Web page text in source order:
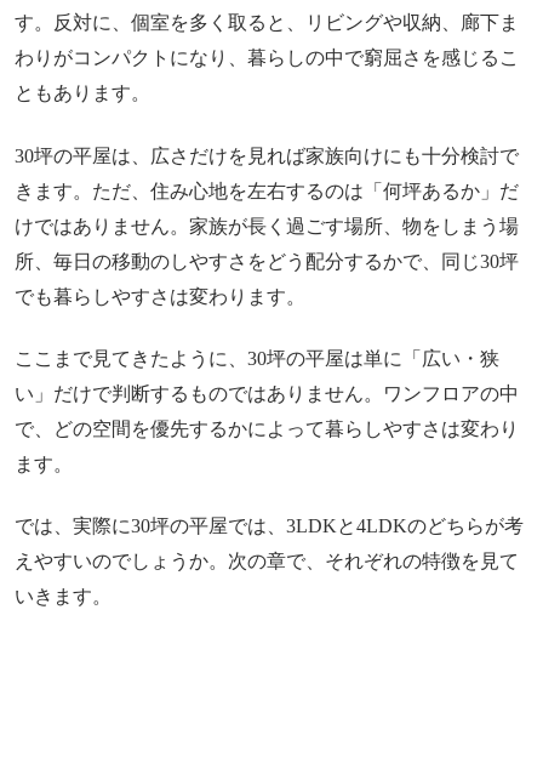
す。反対に、個室を多く取ると、リビングや収納、廊下ま
わりがコンパクトになり、暮らしの中で窮屈さを感じるこ
ともあります。
30坪の平屋は、広さだけを見れば家族向けにも十分検討で
きます。ただ、住み心地を左右するのは「何坪あるか」だ
けではありません。家族が長く過ごす場所、物をしまう場
所、毎日の移動のしやすさをどう配分するかで、同じ30坪
でも暮らしやすさは変わります。
ここまで見てきたように、30坪の平屋は単に「広い・狭
い」だけで判断するものではありません。ワンフロアの中
で、どの空間を優先するかによって暮らしやすさは変わり
ます。
では、実際に30坪の平屋では、3LDKと4LDKのどちらが考
えやすいのでしょうか。次の章で、それぞれの特徴を見て
いきます。